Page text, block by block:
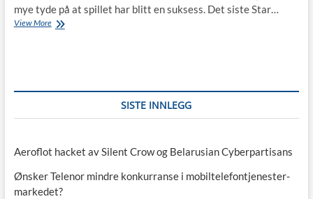
mye tyde på at spillet har blitt en suksess. Det siste Star…
View MoreSuksess
SISTE INNLEGG
Aeroflot hacket av Silent Crow og Belarusian Cyberpartisans
Ønsker Telenor mindre konkurranse i mobiltelefontjenester-
markedet?